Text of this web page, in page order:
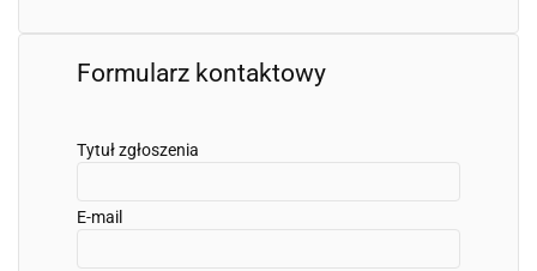
Formularz kontaktowy
Tytuł zgłoszenia
E-mail